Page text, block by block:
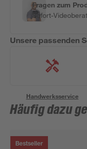
Fragen zum
Sofort-
Unsere passenden
Handwerksservice
Häufig dazu
Bestseller